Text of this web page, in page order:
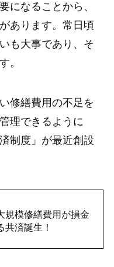
になることから、
あります。常日頃
も大事であり、そ
。
修繕費用の不足を
理できるように
制度」が最近創設
規模修繕費用が損金
共済誕生！